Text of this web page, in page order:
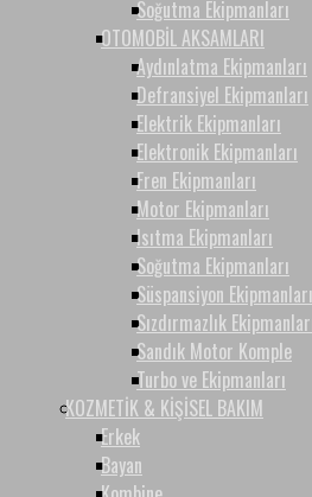
Soğutma Ekipmanları
OTOMOBİL AKSAMLARI
Aydınlatma Ekipmanları
Defransiyel Ekipmanları
Elektrik Ekipmanları
Elektronik Ekipmanları
Fren Ekipmanları
Motor Ekipmanları
Isıtma Ekipmanları
Soğutma Ekipmanları
Süspansiyon Ekipmanları
Sızdırmazlık
Sandık Motor Komple
Turbo ve Ekipmanları
KOZMETİK & KİŞİSEL BAKIM
Erkek
Bayan